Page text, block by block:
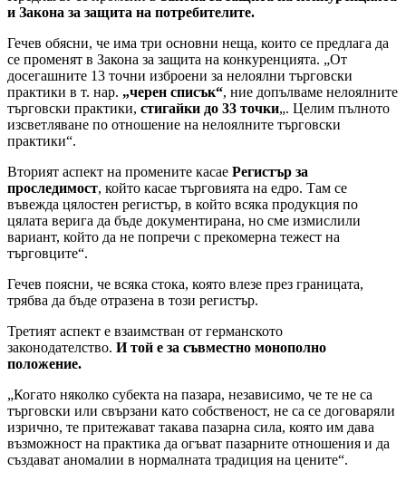
и Закона за защита на потребителите.
Гечев обясни, че има три основни неща, които се предлага да
се променят в Закона за защита на конкуренцията. „От
досегашните 13 точни изброени за нелоялни търговски
практики в т. нар. „черен списък“, ние допълваме нелоялните
търговски практики, стигайки до 33 точки„. Целим пълното
изсветляване по отношение на нелоялните търговски
практики“.
Вторият аспект на промените касае Регистър за
проследимост, който касае търговията на едро. Там се
въвежда цялостен регистър, в който всяка продукция по
цялата верига да бъде документирана, но сме измислили
вариант, който да не попречи с прекомерна тежест на
търговците“.
Гечев поясни, че всяка стока, която влезе през границата,
трябва да бъде отразена в този регистър.
Третият аспект е взаимстван от германското
законодателство. И той е за съвместно монополно
положение.
„Когато няколко субекта на пазара, независимо, че те не са
търговски или свързани като собственост, не са се договаряли
изрично, те притежават такава пазарна сила, която им дава
възможност на практика да огъват пазарните отношения и да
създават аномалии в нормалната традиция на цените“.